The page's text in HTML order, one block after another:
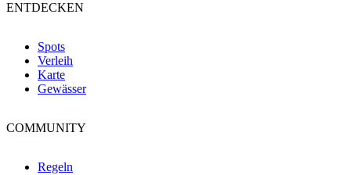
ENTDECKEN
Spots
Verleih
Karte
Gewässer
COMMUNITY
Regeln